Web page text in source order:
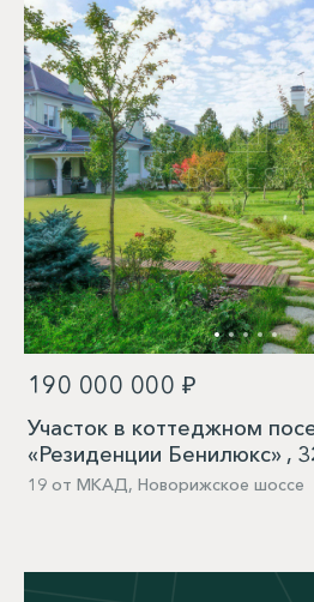
190 000 000 ₽
Участок в коттеджном
«Резиденции Бенилюкс» ,
19 от МКАД, Новорижское шоссе